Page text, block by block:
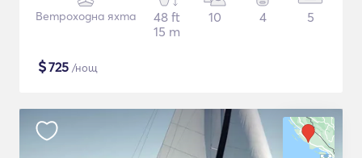
Ветроходна яхта
48 ft
15 m
10 4 5
$725 /нощ